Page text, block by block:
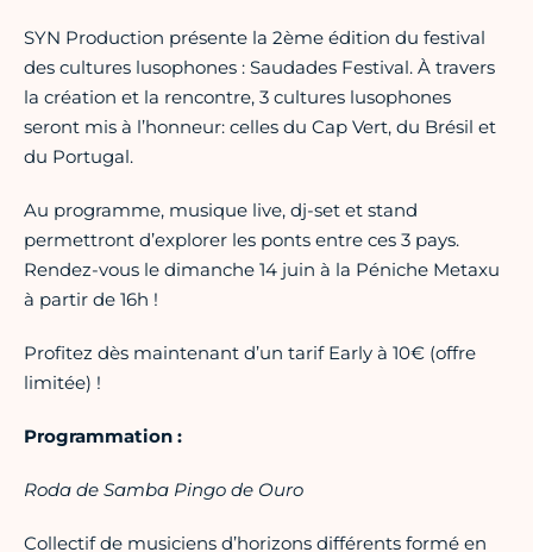
SYN Production présente la 2ème édition du festival
des cultures lusophones : Saudades Festival. À travers
la création et la rencontre, 3 cultures lusophones
seront mis à l’honneur: celles du Cap Vert, du Brésil et
du Portugal.
Au programme, musique live, dj-set et stand
permettront d’explorer les ponts entre ces 3 pays.
Rendez-vous le dimanche 14 juin à la Péniche Metaxu
à partir de 16h !
Profitez dès maintenant d’un tarif Early à 10€ (offre
limitée) !
Programmation :
Roda de Samba Pingo de Ouro
Collectif de musiciens d’horizons différents formé en